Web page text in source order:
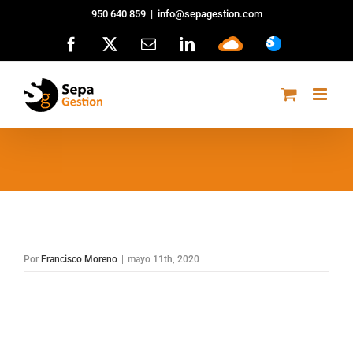
al
950 640 859 | info@sepagestion.com
Facebook
CorreoLinkedIn
Sepa
Por Francisco Moreno | mayo 11th, 2020